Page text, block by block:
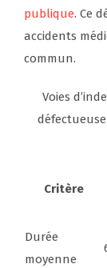
publique. Ce
accidents
commun.
Voies
Critère
Durée
moyenne